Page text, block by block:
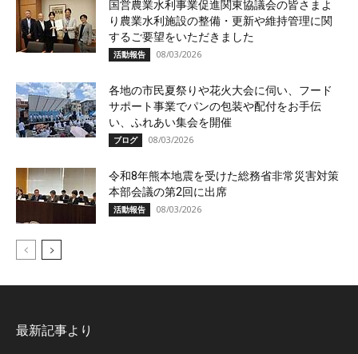
国営農業水利事業促進関東協議会の皆さまよ
り農業水利施設の整備・更新や維持管理に関
するご要望をいただきました
活動報告 08/03/2026
各地の市民夏祭りや花火大会に伺い、フード
サポート事業でパンの包装や配付をお手伝
い、ふれあい集会を開催
ブログ 08/03/2026
令和8年熊本地震を受けた総務省非常災害対策
本部会議の第2回に出席
活動報告 08/03/2026
最新記事より